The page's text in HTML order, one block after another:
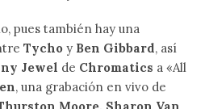
pues también hay una
Tycho y Ben Gibbard, así
Jewel de Chromatics a «All
, una grabación en vivo de